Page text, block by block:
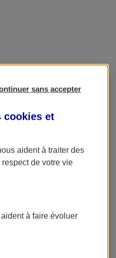
sans accepter
cookies et
aident à traiter des
de votre vie
à faire évoluer